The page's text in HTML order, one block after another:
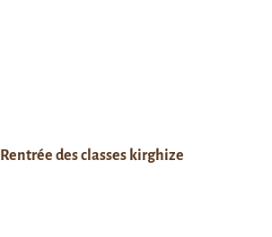
Rentrée des classes kirghize